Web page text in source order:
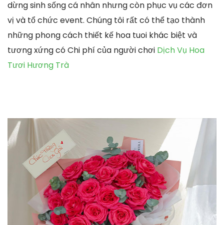
dừng sinh sống cá nhân nhưng còn phục vụ các đơn
vị và tổ chức event. Chúng tôi rất có thể tạo thành
những phong cách thiết kế hoa tuoi khác biệt và
tương xứng có Chi phí của người chơi Dịch Vụ Hoa
Tươi Hương Trà